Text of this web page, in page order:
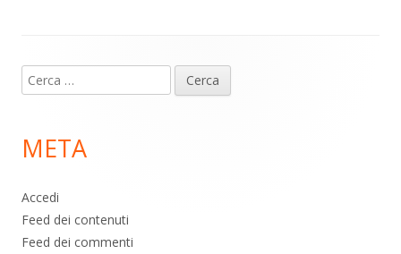
piè
pagina
Ricerca
per:
META
Accedi
Feed dei contenuti
Feed dei commenti